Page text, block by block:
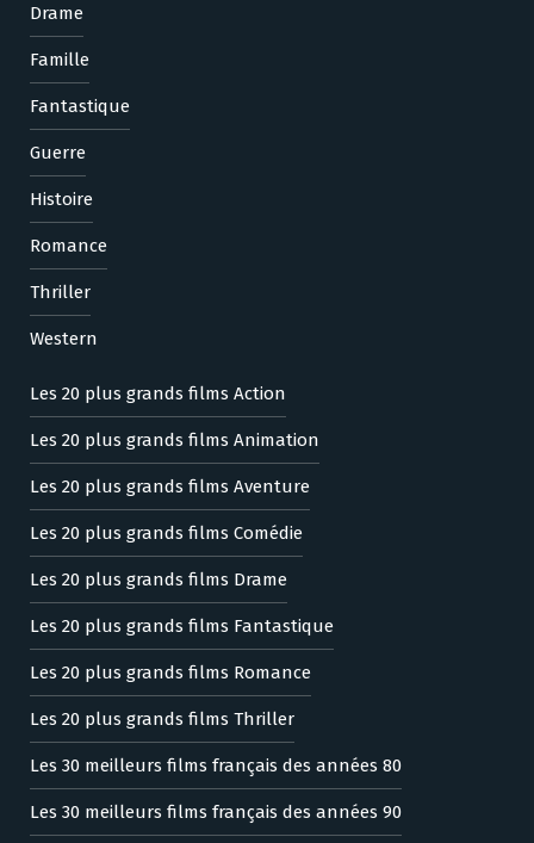
Drame
Famille
Fantastique
Guerre
Histoire
Romance
Thriller
Western
Les 20 plus grands films Action
Les 20 plus grands films Animation
Les 20 plus grands films Aventure
Les 20 plus grands films Comédie
Les 20 plus grands films Drame
Les 20 plus grands films Fantastique
Les 20 plus grands films Romance
Les 20 plus grands films Thriller
Les 30 meilleurs films français des années 80
Les 30 meilleurs films français des années 90